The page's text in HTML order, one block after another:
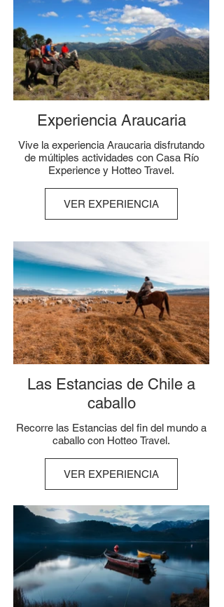
Experiencia Araucaria
Vive la experiencia Araucaria disfrutando
de múltiples actividades con Casa Río
Experience y Hotteo Travel.
VER EXPERIENCIA
Las Estancias de Chile a
caballo
Recorre las Estancias del fin del mundo a
caballo con Hotteo Travel.
VER EXPERIENCIA